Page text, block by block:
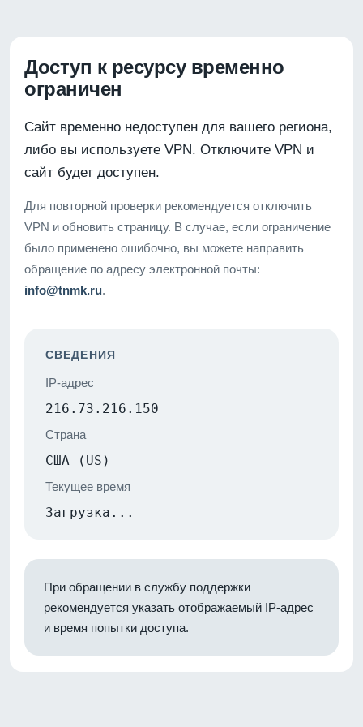
Доступ к ресурсу временно
ограничен
Сайт временно недоступен для вашего региона,
либо вы используете VPN. Отключите VPN и
сайт будет доступен.
Для повторной проверки рекомендуется отключить
VPN и обновить страницу. В случае, если ограничение
было применено ошибочно, вы можете направить
обращение по адресу электронной почты:
info@tnmk.ru.
СВЕДЕНИЯ
IP-адрес
216.73.216.150
Страна
США (US)
Текущее время
Загрузка...
При обращении в службу поддержки
рекомендуется указать отображаемый IP-адрес
и время попытки доступа.